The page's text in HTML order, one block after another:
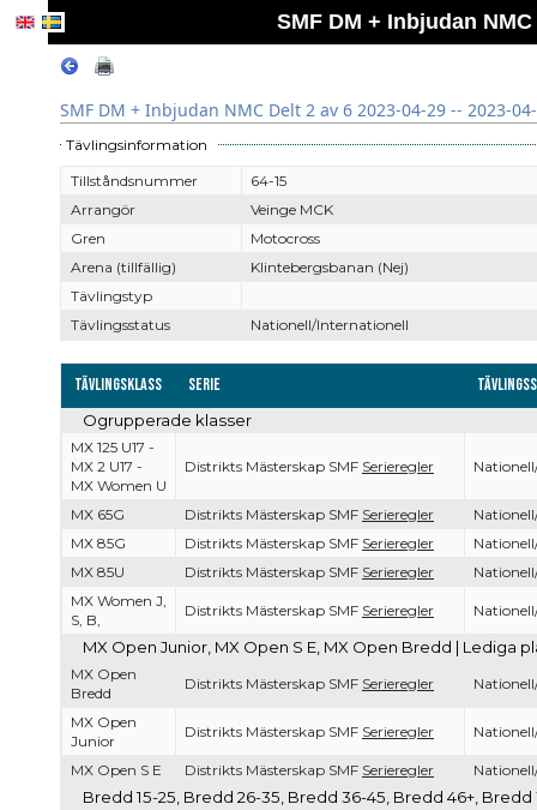
SMF DM + Inbjudan
SMF DM + Inbjudan NMC Delt 2 av 6 2023-04-29 -- 2023-
Tävlingsinformation
Tillståndsnummer
64-15
Arrangör
Veinge MCK
Gren
Motocross
Arena (tillfällig)
Klintebergsbanan (Nej)
Tävlingstyp
Tävlingsstatus
Nationell/Internationell
Tävlingsklass Serie
Ogrupperade klasser
MX 125 U17 -
MX 2 U17 -
MX Women U
Distrikts Mästerskap SMF Serieregler
MX 65G Distrikts Mästerskap SMF Serieregler
MX 85G
Distrikts Mästerskap SMF Serieregler
MX 85U
Distrikts Mästerskap SMF Serieregler
MX Women J,
S, B,
Distrikts Mästerskap SMF Serieregler
MX Open Junior, MX Open S E, MX Open Bredd | Lediga
MX Open
Bredd
Distrikts Mästerskap SMF Serieregler
MX Open
Junior
Distrikts Mästerskap SMF Serieregler
MX Open S E Distrikts Mästerskap SMF Serieregler
Bredd 15-25, Bredd 26-35, Bredd 36-45, Bredd 46+,